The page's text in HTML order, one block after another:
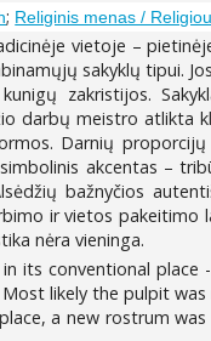
; Religinis menas /
vietoje –
sakyklų tipui.
zakristijos.
darbų meistro atlikta
Darnių
akcentas –
bažnyčios
ir vietos
nėra vieninga.
its conventional
likely the pulpit
a new rostrum